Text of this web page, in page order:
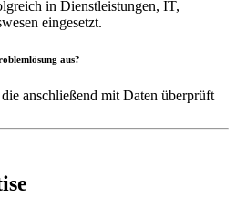
in Dienstleistungen, IT,
eingesetzt.
aus?
anschließend mit Daten überprüft